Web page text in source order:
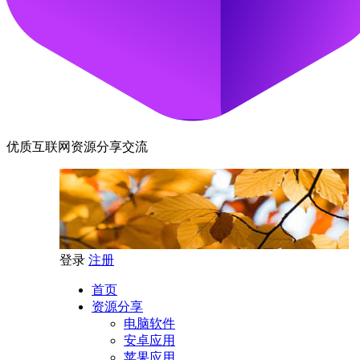
优质互联网资源分享交流
登录 注册
首页
资源分享
电脑软件
安卓应用
苹果应用